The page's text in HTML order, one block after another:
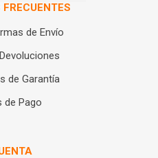
de Envío
de Garantía
de Pago